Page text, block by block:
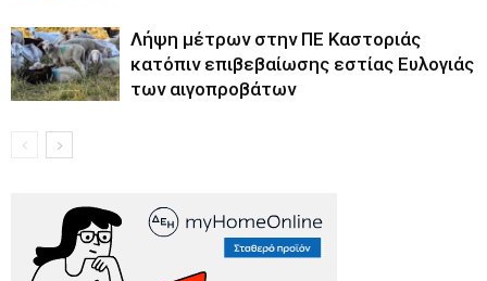
Λήψη μέτρων στην ΠΕ Καστοριάς
κατόπιν επιβεβαίωσης εστίας Ευλογιάς
των αιγοπροβάτων